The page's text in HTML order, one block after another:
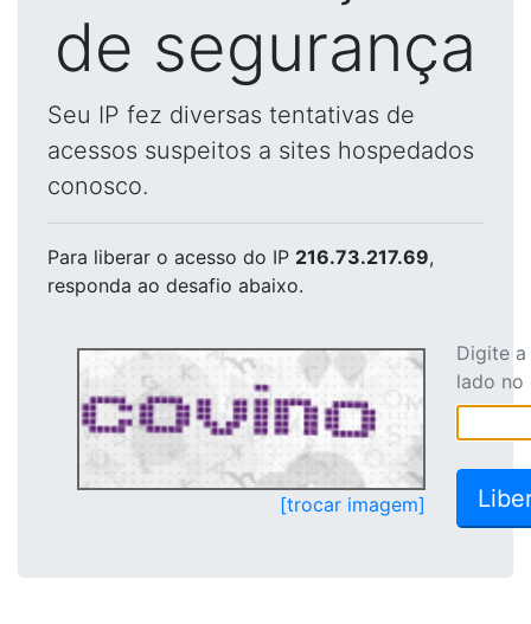
de segurança
Seu IP fez diversas tentativas de
acessos suspeitos a sites hospedados
conosco.
Para liberar o acesso do IP 216.73.217.69,
responda ao desafio abaixo.
[trocar imagem]
Digite
lado no